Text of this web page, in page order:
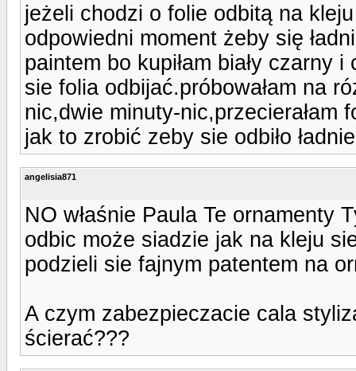
jeżeli chodzi o folie odbitą na
odpowiedni moment żeby się
paintem bo kupiłam biały czarny
sie folia odbijać.próbowałam na
nic,dwie minuty-nic,przecierałam
jak to zrobić zeby sie odbiło
angelisia871
NO właśnie Paula Te ornamenty
odbic może siadzie jak na kleju
podzieli sie fajnym patentem na
A czym zabezpieczacie cala
ścierać???